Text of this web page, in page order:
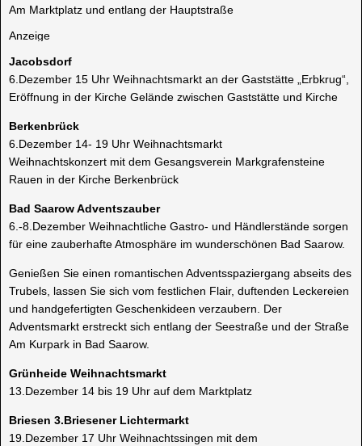
Am Marktplatz und entlang der Hauptstraße
Anzeige
Jacobsdorf
6.Dezember 15 Uhr Weihnachtsmarkt an der Gaststätte „Erbkrug“,
Eröffnung in der Kirche Gelände zwischen Gaststätte und Kirche
Berkenbrück
6.Dezember 14- 19 Uhr Weihnachtsmarkt
Weihnachtskonzert mit dem Gesangsverein Markgrafensteine
Rauen in der Kirche Berkenbrück
Bad Saarow Adventszauber
6.-8.Dezember Weihnachtliche Gastro- und Händlerstände sorgen
für eine zauberhafte Atmosphäre im wunderschönen Bad Saarow.
Genießen Sie einen romantischen Adventsspaziergang abseits des
Trubels, lassen Sie sich vom festlichen Flair, duftenden Leckereien
und handgefertigten Geschenkideen verzaubern. Der
Adventsmarkt erstreckt sich entlang der Seestraße und der Straße
Am Kurpark in Bad Saarow.
Grünheide Weihnachtsmarkt
13.Dezember 14 bis 19 Uhr auf dem Marktplatz
Briesen 3.Briesener Lichtermarkt
19.Dezember 17 Uhr Weihnachtssingen mit dem